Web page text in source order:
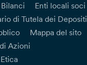
Bilanci
Enti locali soci
di Tutela dei Depositi
Mappa del sito
Azioni